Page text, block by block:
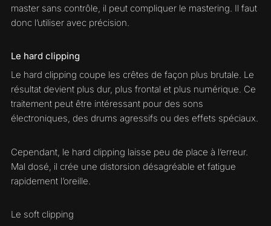
master sans contrôle, il peut compliquer le mastering. Il faut
donc l’utiliser avec précision.
Le hard clipping
Le hard clipping coupe les crêtes de façon plus brutale. Le
résultat devient plus dur, plus frontal et plus numérique. Ce
traitement peut être intéressant pour des sons
électroniques, des drums agressifs ou des effets spéciaux.
Cependant, le hard clipping laisse peu de place à l’erreur.
Mal dosé, il crée une distorsion désagréable et fatigue
rapidement l’oreille.
Le soft clipping